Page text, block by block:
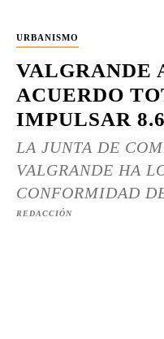
URBANISMO
VALGRANDE
ACUERDO
IMPULSAR
LA JUNTA DE
VALGRANDE HA
CONFORMIDAD
REDACCIÓN